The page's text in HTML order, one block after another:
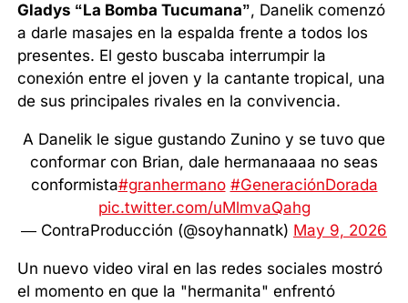
Gladys “La Bomba Tucumana”, Danelik comenzó
a darle masajes en la espalda frente a todos los
presentes. El gesto buscaba interrumpir la
conexión entre el joven y la cantante tropical, una
de sus principales rivales en la convivencia.
A Danelik le sigue gustando Zunino y se tuvo que
conformar con Brian, dale hermanaaaa no seas
conformista#granhermano #GeneraciónDorada
pic.twitter.com/uMlmvaQahg
— ContraProducción (@soyhannatk) May 9, 2026
Un nuevo video viral en las redes sociales mostró
el momento en que la "hermanita" enfrentó